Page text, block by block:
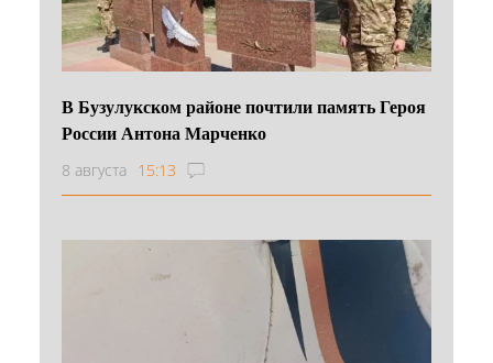
В Бузулукском районе почтили память Героя
России Антона Марченко
8 августа 15:13